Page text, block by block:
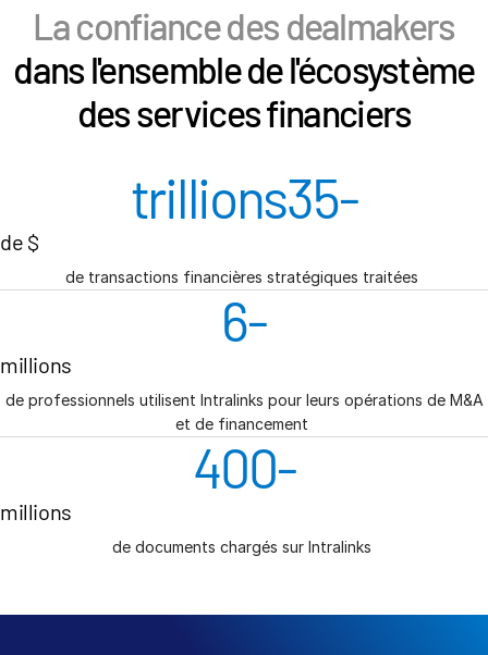
La confiance des dealmakers
dans l'ensemble de l'écosystème
des services financiers
trillions35-
de $
de transactions financières stratégiques traitées
6-
millions
de professionnels utilisent Intralinks pour leurs opérations de M&A
et de financement
400-
millions
de documents chargés sur Intralinks